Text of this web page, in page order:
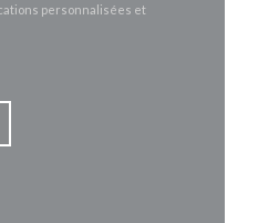
personnalisées et